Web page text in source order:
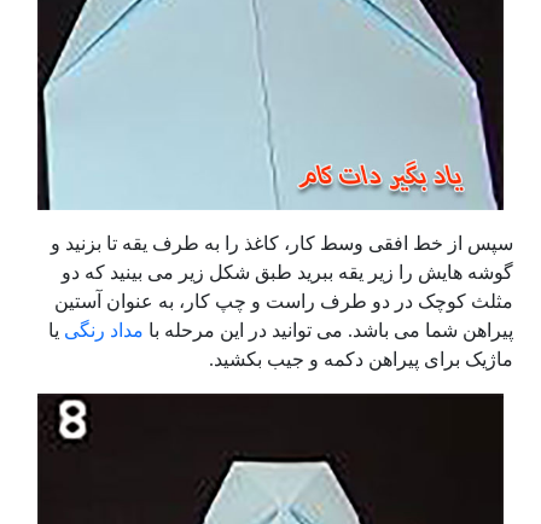
سپس از خط افقی وسط کار، کاغذ را به طرف یقه تا بزنید و
گوشه هایش را زیر یقه ببرید طبق شکل زیر می بینید که دو
مثلث کوچک در دو طرف راست و چپ کار، به عنوان آستین
پیراهن شما می باشد. می توانید در این مرحله با مداد رنگی یا
ماژیک برای پیراهن دکمه و جیب بکشید.